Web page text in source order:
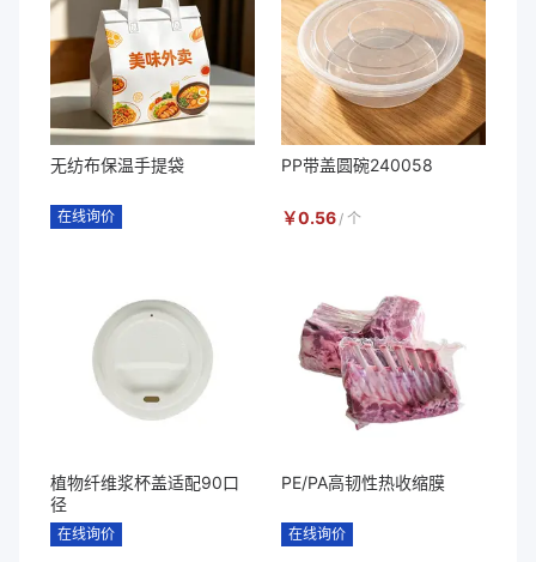
无纺布保温手提袋
在线询价
PP带盖圆碗240058
￥0.56 / 个
植物纤维浆杯盖适配90口
径
在线询价
PE/PA高韧性热收缩膜
在线询价